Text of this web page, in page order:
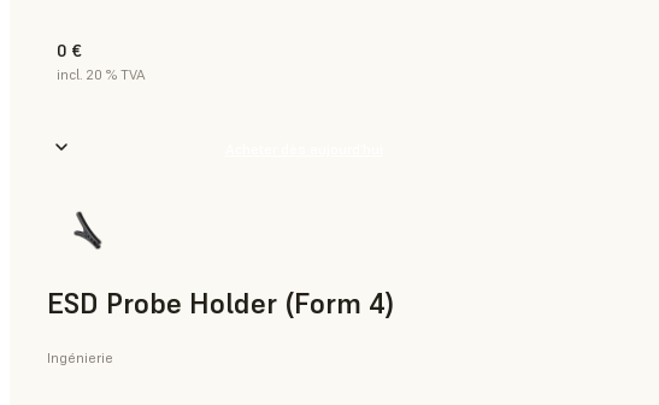
0 €
incl. 20 % TVA
ESD Probe Holder (Form 4)
Ingénierie